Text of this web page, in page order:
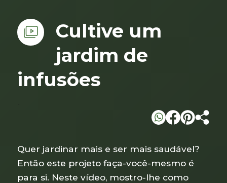
Cultive um
jardim de
infusões
Quer jardinar mais e ser mais saudável?
Então este projeto faça-você-mesmo é
para si. Neste vídeo, mostro-lhe como